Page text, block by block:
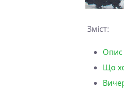
Зміст:
Опис
Що